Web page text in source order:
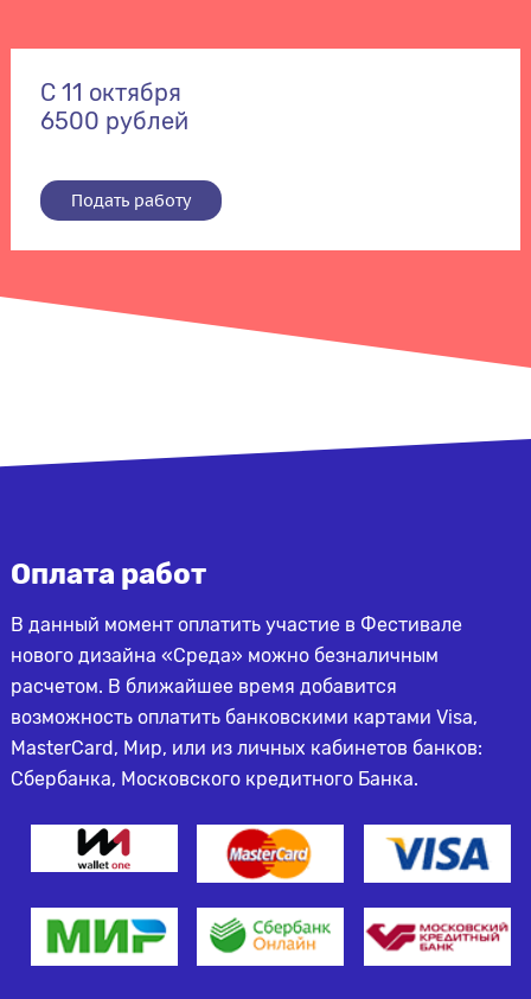
С 11 октября
6500 рублей
Подать работу
Оплата работ
В данный момент оплатить участие в Фестивале
нового дизайна «Среда» можно безналичным
расчетом. В ближайшее время добавится
возможность оплатить банковскими картами Visa,
MasterCard, Мир, или из личных кабинетов банков:
Сбербанка, Московского кредитного Банка.